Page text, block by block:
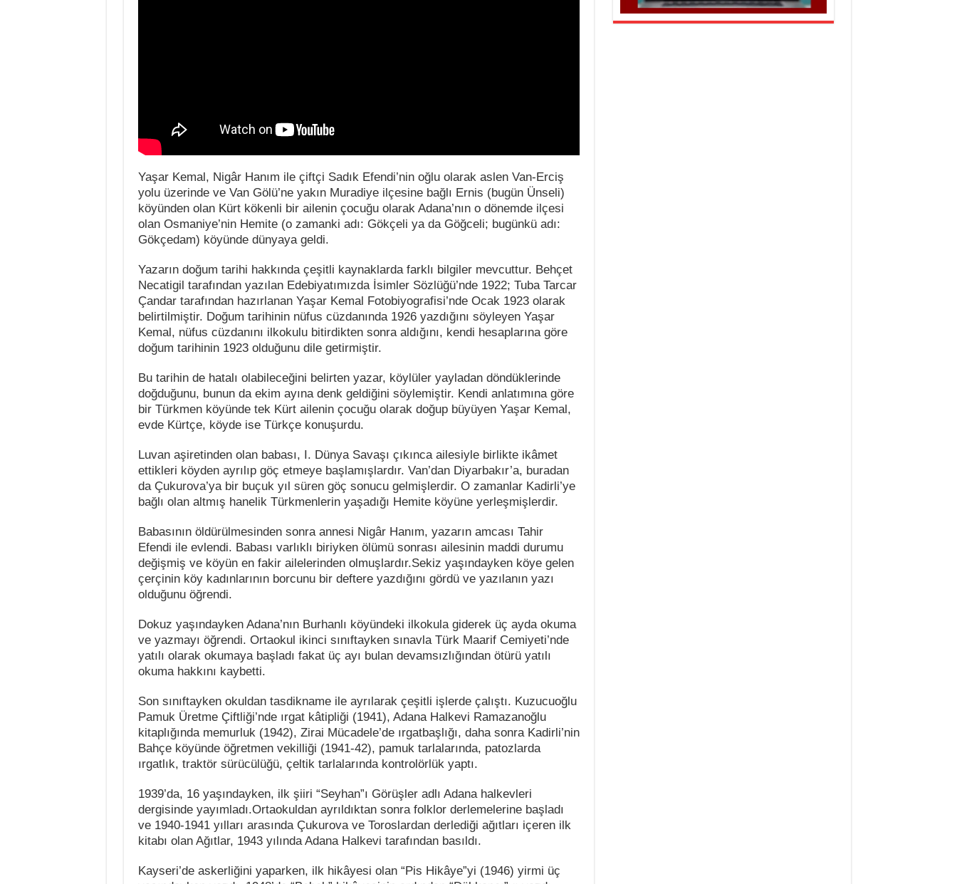
Yaşar Kemal, Nigâr Hanım ile çiftçi Sadık Efendi’nin oğlu olarak aslen Van-Erciş
yolu üzerinde ve Van Gölü’ne yakın Muradiye ilçesine bağlı Ernis (bugün Ünseli)
köyünden olan Kürt kökenli bir ailenin çocuğu olarak Adana’nın o dönemde ilçesi
olan Osmaniye’nin Hemite (o zamanki adı: Gökçeli ya da Göğceli; bugünkü adı:
Gökçedam) köyünde dünyaya geldi.
Yazarın doğum tarihi hakkında çeşitli kaynaklarda farklı bilgiler mevcuttur. Behçet
Necatigil tarafından yazılan Edebiyatımızda İsimler Sözlüğü’nde 1922; Tuba Tarcar
Çandar tarafından hazırlanan Yaşar Kemal Fotobiyografisi’nde Ocak 1923 olarak
belirtilmiştir. Doğum tarihinin nüfus cüzdanında 1926 yazdığını söyleyen Yaşar
Kemal, nüfus cüzdanını ilkokulu bitirdikten sonra aldığını, kendi hesaplarına göre
doğum tarihinin 1923 olduğunu dile getirmiştir.
Bu tarihin de hatalı olabileceğini belirten yazar, köylüler yayladan döndüklerinde
doğduğunu, bunun da ekim ayına denk geldiğini söylemiştir. Kendi anlatımına göre
bir Türkmen köyünde tek Kürt ailenin çocuğu olarak doğup büyüyen Yaşar Kemal,
evde Kürtçe, köyde ise Türkçe konuşurdu.
Luvan aşiretinden olan babası, I. Dünya Savaşı çıkınca ailesiyle birlikte ikâmet
ettikleri köyden ayrılıp göç etmeye başlamışlardır. Van’dan Diyarbakır’a, buradan
da Çukurova’ya bir buçuk yıl süren göç sonucu gelmişlerdir. O zamanlar Kadirli’ye
bağlı olan altmış hanelik Türkmenlerin yaşadığı Hemite köyüne yerleşmişlerdir.
Babasının öldürülmesinden sonra annesi Nigâr Hanım, yazarın amcası Tahir
Efendi ile evlendi. Babası varlıklı biriyken ölümü sonrası ailesinin maddi durumu
değişmiş ve köyün en fakir ailelerinden olmuşlardır.Sekiz yaşındayken köye gelen
çerçinin köy kadınlarının borcunu bir deftere yazdığını gördü ve yazılanın yazı
olduğunu öğrendi.
Dokuz yaşındayken Adana’nın Burhanlı köyündeki ilkokula giderek üç ayda okuma
ve yazmayı öğrendi. Ortaokul ikinci sınıftayken sınavla Türk Maarif Cemiyeti’nde
yatılı olarak okumaya başladı fakat üç ayı bulan devamsızlığından ötürü yatılı
okuma hakkını kaybetti.
Son sınıftayken okuldan tasdikname ile ayrılarak çeşitli işlerde çalıştı. Kuzucuoğlu
Pamuk Üretme Çiftliği’nde ırgat kâtipliği (1941), Adana Halkevi Ramazanoğlu
kitaplığında memurluk (1942), Zirai Mücadele’de ırgatbaşlığı, daha sonra Kadirli’nin
Bahçe köyünde öğretmen vekilliği (1941-42), pamuk tarlalarında, patozlarda
ırgatlık, traktör sürücülüğü, çeltik tarlalarında kontrolörlük yaptı.
1939’da, 16 yaşındayken, ilk şiiri “Seyhan”ı Görüşler adlı Adana halkevleri
dergisinde yayımladı.Ortaokuldan ayrıldıktan sonra folklor derlemelerine başladı
ve 1940-1941 yılları arasında Çukurova ve Toroslardan derlediği ağıtları içeren ilk
kitabı olan Ağıtlar, 1943 yılında Adana Halkevi tarafından basıldı.
Kayseri’de askerliğini yaparken, ilk hikâyesi olan “Pis Hikâye”yi (1946) yirmi üç